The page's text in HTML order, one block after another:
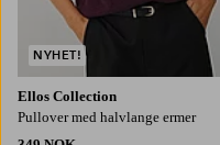
Ellos Collection
Pullover med halvlange ermer
NYHET!